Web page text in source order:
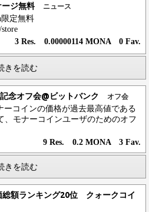
ージ無料 ニュース
限定無料
3 Res. 0.00000114 MONA 0 Fav.
きを読む
念オフ会@ビットバンク オフ会
ーコインの価格が過去最高値である
、モナーコインユーザのためのオフ
9 Res. 0.2 MONA 3 Fav.
きを読む
総額ランキング20位 クォークコイ